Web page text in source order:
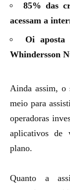
85% das
acessam a
Oi aposta
Whindersson
Ainda assim, o
meio para
operadoras
aplicativos de
plano.
Quanto a